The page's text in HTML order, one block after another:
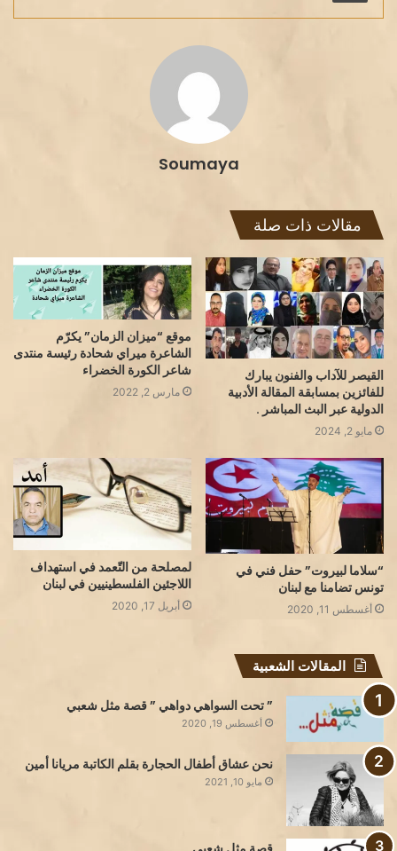
Soumaya
مقالات ذات صلة
القيصر للآداب والفنون يبارك
للفائزين بمسابقة المقالة الأدبية
الدولية عبر البث المباشر .
مايو 2, 2024
موقع “ميزان الزمان” يكرّم
الشاعرة ميراي شحادة رئيسة منتدى
شاعر الكورة الخضراء
مارس 2, 2022
“سلاما لبيروت” حفل فني في
تونس تضامنا مع لبنان
أغسطس 11, 2020
لمصلحة من التّعمد في استهداف
اللاجئين الفلسطينيين في لبنان
أبريل 17, 2020
المقالات الشعبية
” تحت السواهي دواهي ” قصة مثل شعبي
أغسطس 19, 2020
نحن عشاق أطفال الحجارة بقلم الكاتبة مريانا أمين
مايو 10, 2021